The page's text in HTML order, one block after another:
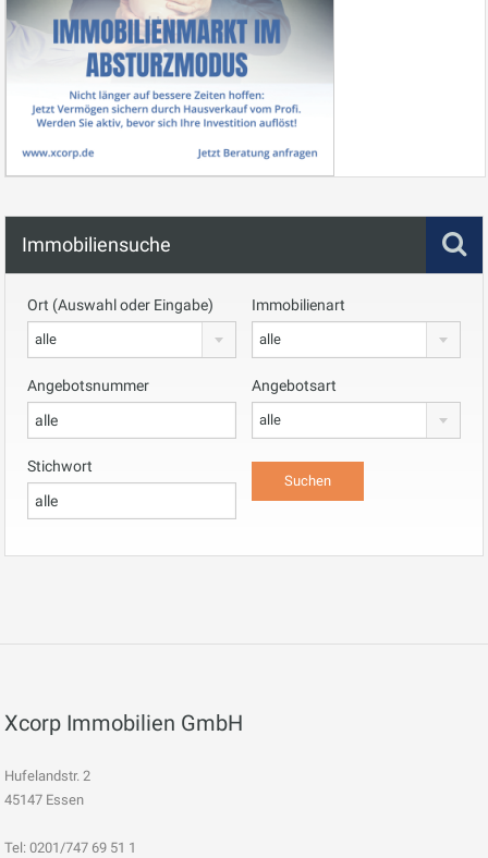
Immobiliensuche
Ort (Auswahl oder Eingabe)
alle
Immobilienart
alle
Angebotsnummer Angebotsart
alle
Stichwort
Xcorp Immobilien GmbH
Hufelandstr. 2
45147 Essen
Tel: 0201/747 69 51 1